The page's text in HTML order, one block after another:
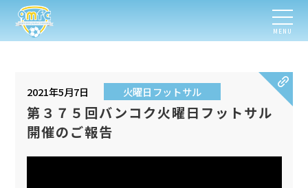
MENU
2021年5月7日 火曜日フットサル
第３７５回バンコク火曜日フットサル
開催のご報告